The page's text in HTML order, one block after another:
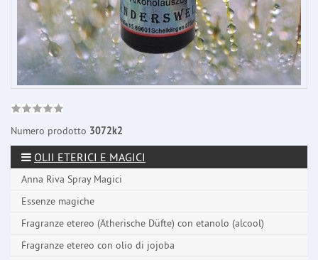
Numero prodotto 3072k2
OLII ETERICI E MAGICI
Anna Riva Spray Magici
Essenze magiche
Fragranze etereo (Ätherische Düfte) con etanolo (alcool)
Fragranze etereo con olio di jojoba